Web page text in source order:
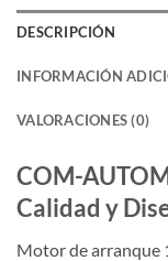
DESCRIPCIÓN
INFORMACIÓN
VALORACIONES (0)
COM-
Calidad y
Motor de arranque